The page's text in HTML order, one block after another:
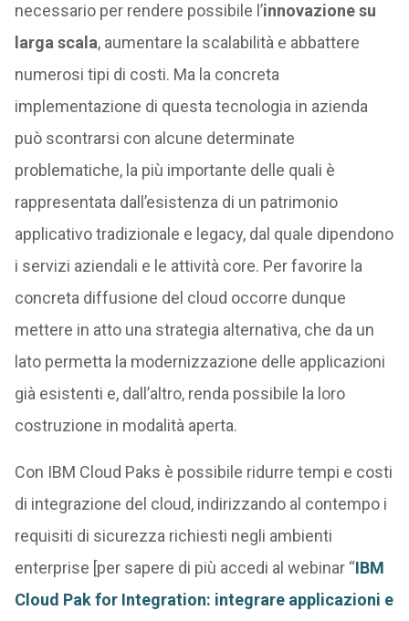
necessario per rendere possibile l’innovazione su
larga scala, aumentare la scalabilità e abbattere
numerosi tipi di costi. Ma la concreta
implementazione di questa tecnologia in azienda
può scontrarsi con alcune determinate
problematiche, la più importante delle quali è
rappresentata dall’esistenza di un patrimonio
applicativo tradizionale e legacy, dal quale dipendono
i servizi aziendali e le attività core. Per favorire la
concreta diffusione del cloud occorre dunque
mettere in atto una strategia alternativa, che da un
lato permetta la modernizzazione delle applicazioni
già esistenti e, dall’altro, renda possibile la loro
costruzione in modalità aperta.
Con IBM Cloud Paks è possibile ridurre tempi e costi
di integrazione del cloud, indirizzando al contempo i
requisiti di sicurezza richiesti negli ambienti
enterprise [per sapere di più accedi al webinar “IBM
Cloud Pak for Integration: integrare applicazioni e